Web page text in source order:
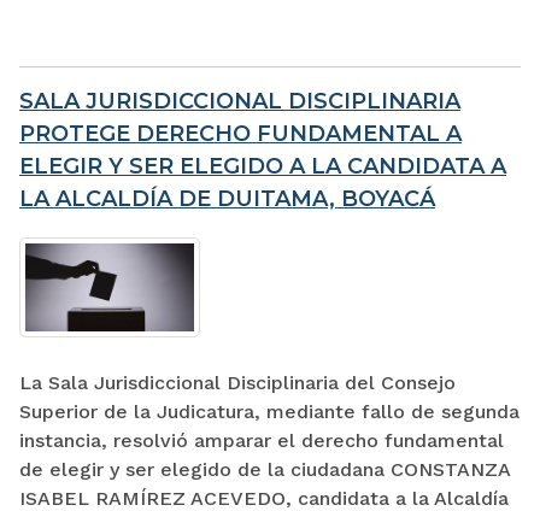
SALA JURISDICCIONAL DISCIPLINARIA
PROTEGE DERECHO FUNDAMENTAL A
ELEGIR Y SER ELEGIDO A LA CANDIDATA A
LA ALCALDÍA DE DUITAMA, BOYACÁ
La Sala Jurisdiccional Disciplinaria del Consejo
Superior de la Judicatura, mediante fallo de segunda
instancia, resolvió amparar el derecho fundamental
de elegir y ser elegido de la ciudadana CONSTANZA
ISABEL RAMÍREZ ACEVEDO, candidata a la Alcaldía